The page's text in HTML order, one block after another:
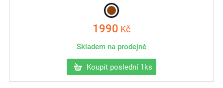
1990 Kč
Skladem na prodejně
Koupit poslední 1ks